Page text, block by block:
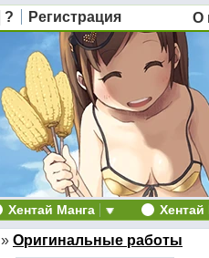
? Регистрация О
Хентай Манга
» Оригинальные работы